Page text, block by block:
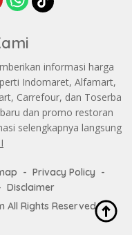
informasi harga
Indomaret, Alfamart,
Carrefour, dan Toserba
dan promo restoran
selengkapnya langsung
Privacy Policy
Disclaimer
All Rights Reserved.